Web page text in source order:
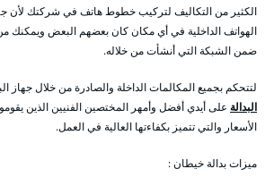
الكثير من التكاليف لتركيب خطوط هاتف في شركتك لأن
الهواتف الداخلية في أي مكان كان بعضهم البعض ويمكنك
ضمن الشبكة التي أنشأت من خلاله.
لتتحكم بجميع المكالمات الداخلة والصادرة من خلال جهاز
البدالة على أيدي أفضل وأمهر المختصين الفنيين الذين
الأسعار والتي تتميز بكفاءتها العالية في العمل.
ميزات بدالة خيطان :